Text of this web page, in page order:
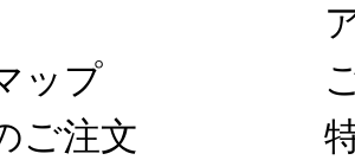
日か
レ制
字半
第二
ップ
ご注文